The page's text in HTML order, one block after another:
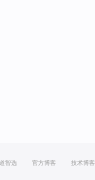
智选 官方博客 技术博客